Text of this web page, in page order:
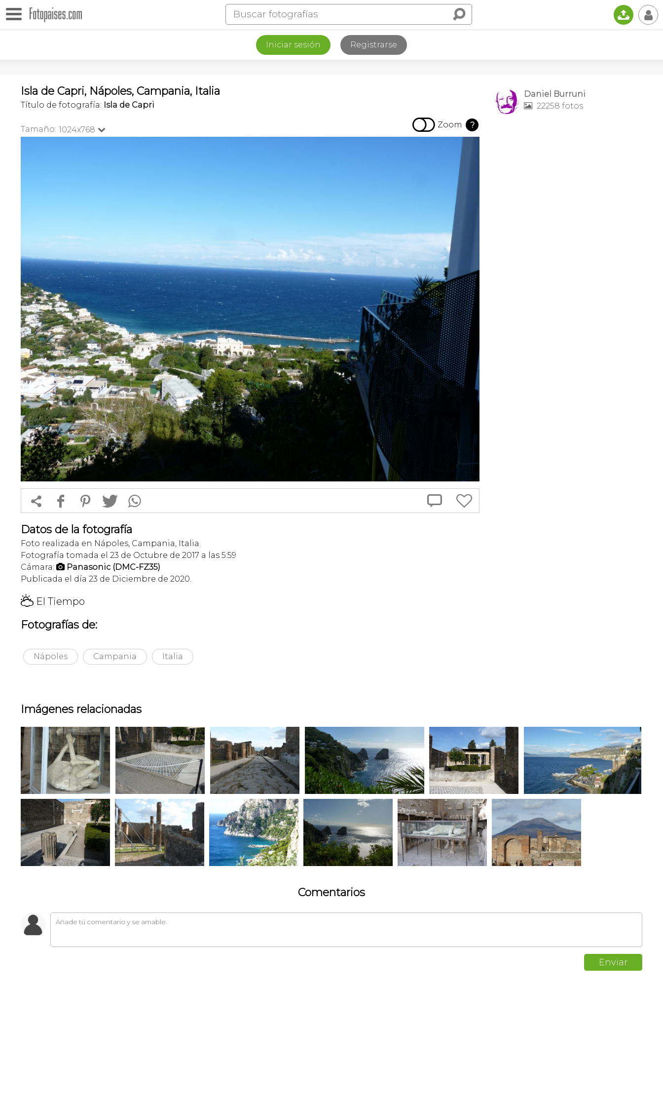
📤 👤
Iniciar sesión Registrarse
Isla de Capri, Nápoles, Campania, Italia
Título de fotografía: Isla de Capri
Tamaño: 1024x768   Zoom ?
 f 1 T  
Datos de la fotografía
Foto realizada en Nápoles, Campania, Italia.
Fotografía tomada el 23 de Octubre de 2017 a las 5:59
Cámara:  Panasonic (DMC-FZ35)
Publicada el día 23 de Diciembre de 2020.
H El Tiempo
Fotografías de:
Nápoles Campania Italia
Daniel Burruni
 22258 fotos
Imágenes relacionadas
Comentarios